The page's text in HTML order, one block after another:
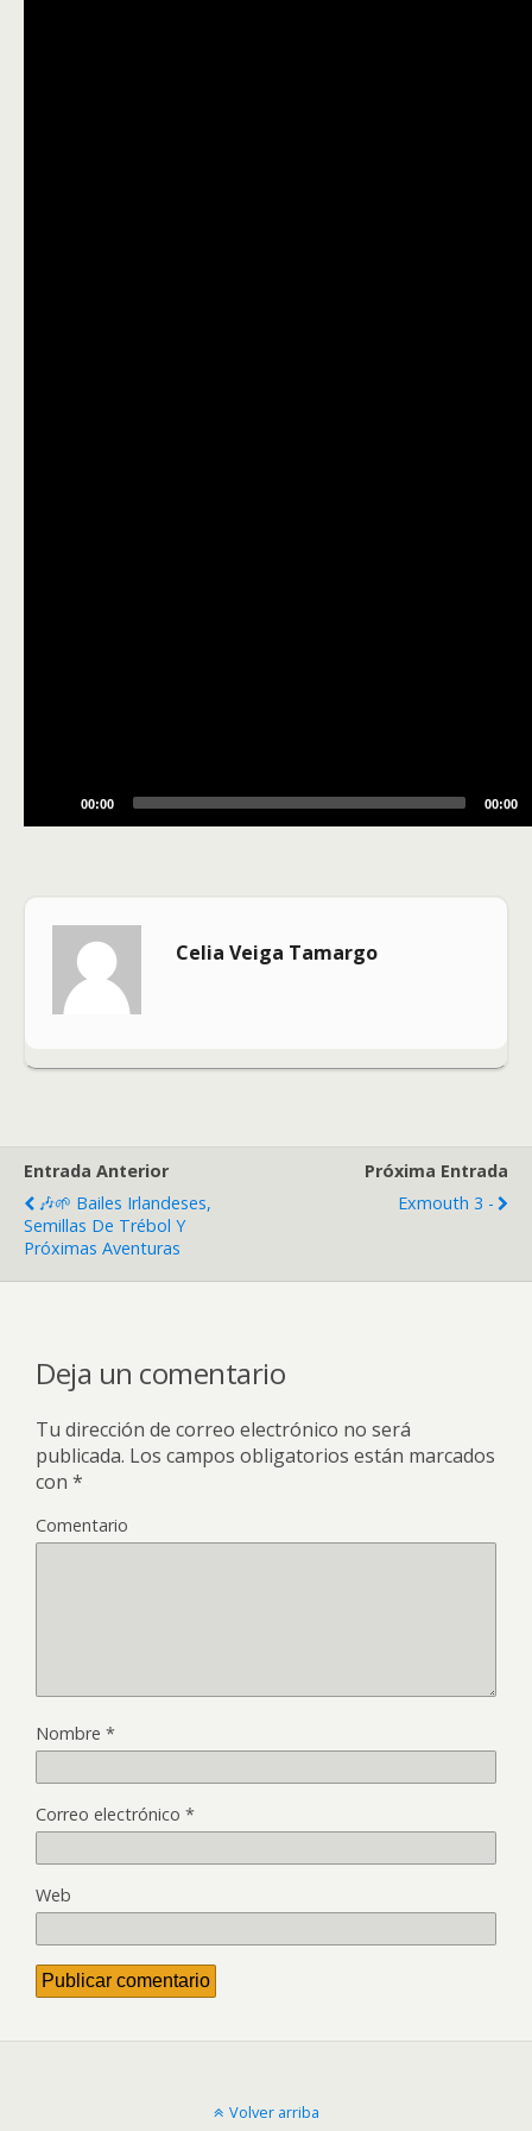
00:00 00:00
Celia Veiga Tamargo
Entrada Anterior
🎶🌱 Bailes Irlandeses,
Semillas De Trébol Y
Próximas Aventuras
Próxima Entrada
Exmouth 3 -
Deja un comentario
Tu dirección de correo electrónico no será
publicada. Los campos obligatorios están marcados
con *
Comentario
Nombre *
Correo electrónico *
Web
Volver arriba